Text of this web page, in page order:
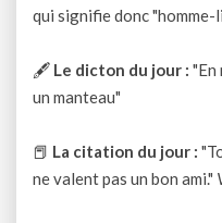
qui signifie donc "homme-
🖋 Le dicton du jour : "En
un manteau"
📕 La citation du jour :
ne valent pas un bon ami."